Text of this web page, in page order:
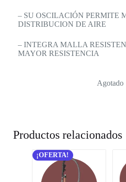
– SU OSCILACIÓN PERMITE
DISTRIBUCION DE AIRE
– INTEGRA MALLA
MAYOR RESISTENCIA
Agotado
Productos relacionados
¡OFERTA!